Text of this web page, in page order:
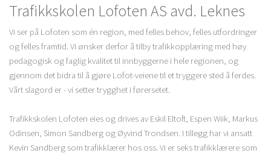
Trafikkskolen Lofoten AS avd. Leknes
Vi ser på Lofoten som én region, med felles behov, felles utfordringer
og felles framtid. Vi ønsker derfor å tilby trafikkopplæring med høy
pedagogisk og faglig kvalitet til innbyggerne i hele regionen, og
gjennom det bidra til å gjøre Lofot-veiene til et tryggere sted å ferdes.
Vårt slagord er - vi setter trygghet i førersetet.
Trafikkskolen Lofoten eies og drives av Eskil Eltoft, Espen Wiik, Markus
Odinsen, Simon Sandberg og Øyvind Trondsen. I tillegg har vi ansatt
Kevin Sandberg som trafikklærer hos oss. Vi er seks trafikklærere som